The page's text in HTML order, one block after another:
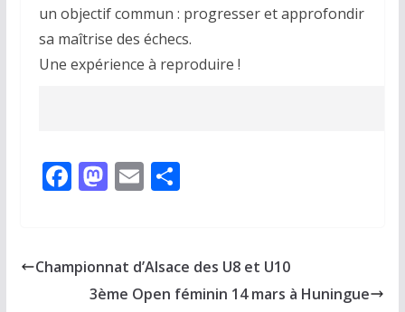
un objectif commun : progresser et approfondir
sa maîtrise des échecs.
Une expérience à reproduire !
F
b
M
d
o
E
l
P
g
er
Championnat d’Alsace des U8 et U10
3ème Open féminin 14 mars à Huningue